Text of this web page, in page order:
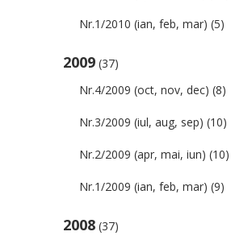
Nr.1/2010 (ian, feb, mar) (5)
2009 (37)
Nr.4/2009 (oct, nov, dec) (8)
Nr.3/2009 (iul, aug, sep) (10)
Nr.2/2009 (apr, mai, iun) (10)
Nr.1/2009 (ian, feb, mar) (9)
2008 (37)